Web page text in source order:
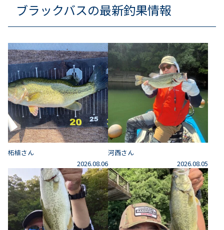
ブラックバスの最新釣果情報
柘植さん
2026.08.06
河西さん
2026.08.05